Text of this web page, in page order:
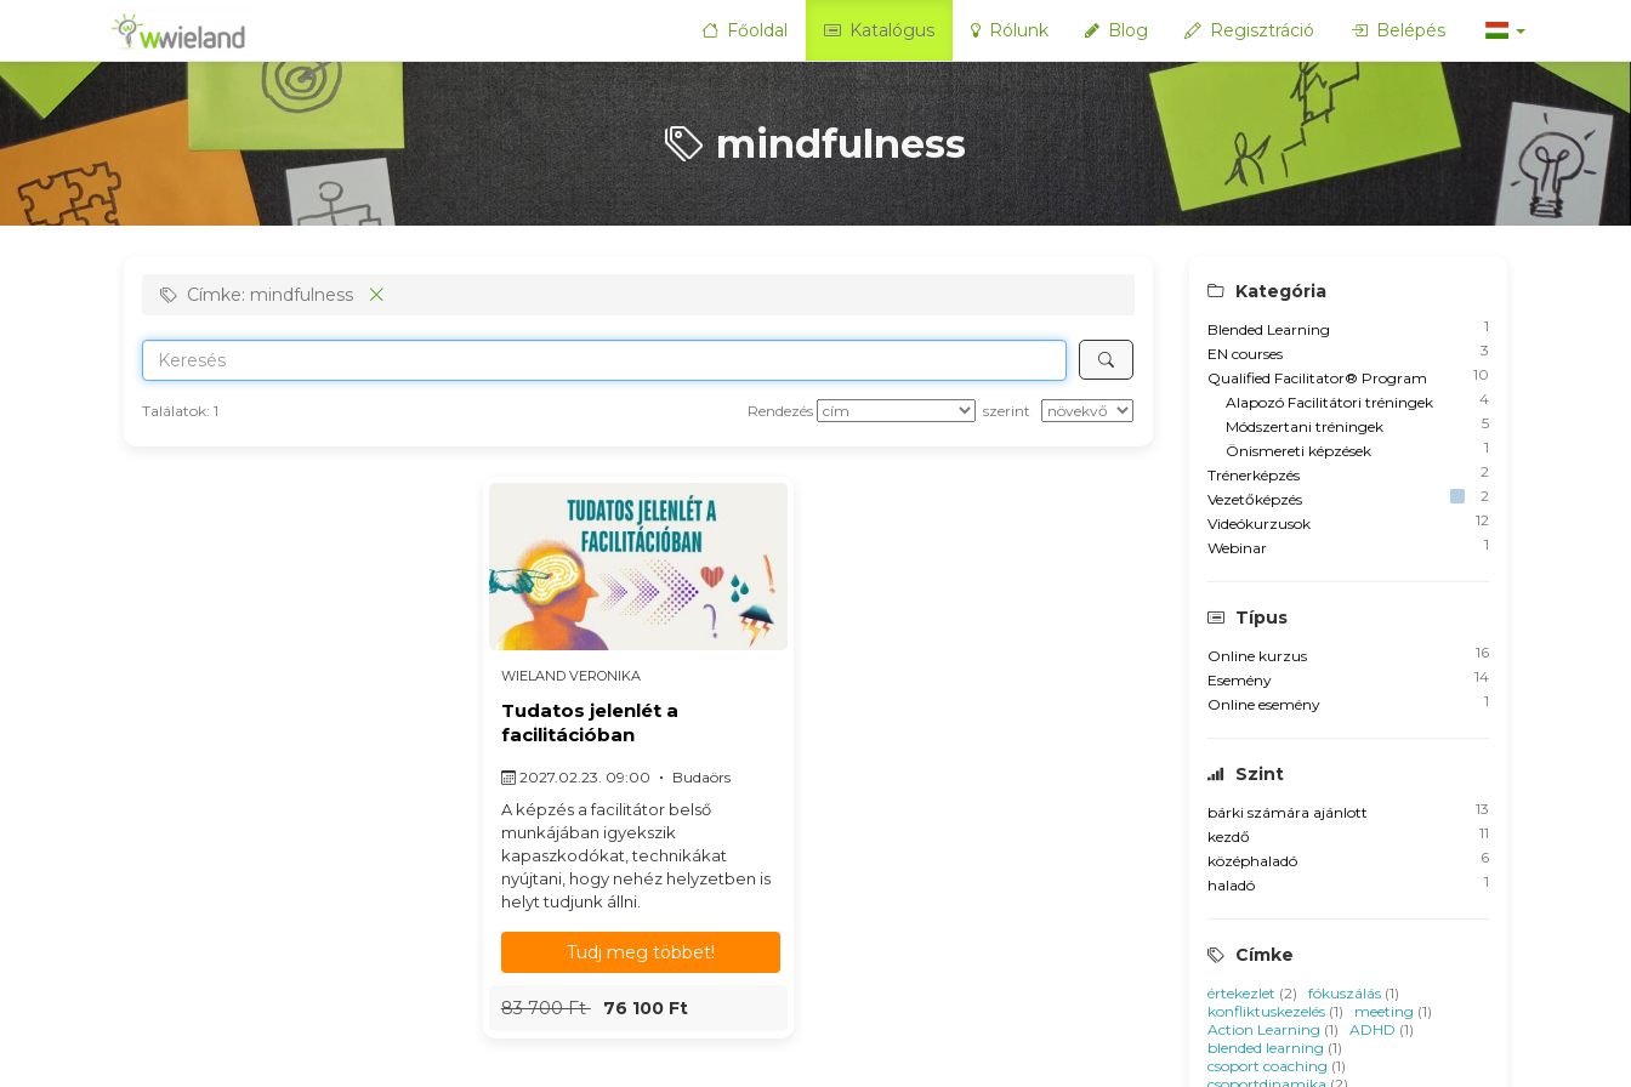
Főoldal Katalógus Rólunk Blog Regisztráció Belépés
mindfulness
Kategória
Blended Learning
1
EN courses
3
Qualified Facilitator® Program
10
Alapozó Facilitátori tréningek
4
Módszertani tréningek
5
Önismereti képzések
1
Trénerképzés
2
Vezetőképzés
2
Videókurzusok
12
Webinar
1
Típus
Online kurzus
16
Esemény
14
Online esemény
1
Szint
bárki számára ajánlott
13
kezdő
11
középhaladó
6
haladó
1
Címke
értekezlet (2) fókuszálás (1)
konfliktuskezelés (1) meeting (1)
Action Learning (1) ADHD (1)
blended learning (1)
csoport coaching (1)
Címke: mindfulness
Találatok: 1 Rendezés szerint
WIELAND VERONIKA
Tudatos jelenlét a
facilitációban
2027.02.23. 09:00 Budaörs
A képzés a facilitátor belső
munkájában igyekszik
kapaszkodókat, technikákat
nyújtani, hogy nehéz helyzetben is
helyt tudjunk állni.
Tudj meg többet!
83 700 Ft 76 100 Ft